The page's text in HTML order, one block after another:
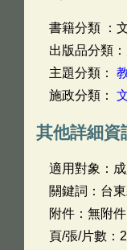
書籍分類 ：
出版品分類
主題分類：
施政分類：
其他詳細資
適用對象：
關鍵詞：台
附件：無附件
頁/張/片數：